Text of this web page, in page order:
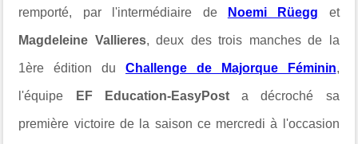
remporté, par l'intermédiaire de Noemi Rüegg et
Magdeleine Vallieres, deux des trois manches de la
1ère édition du Challenge de Majorque Féminin,
l'équipe EF Education-EasyPosta décroché sa
première victoire de la saison ce mercredi à l'occasion